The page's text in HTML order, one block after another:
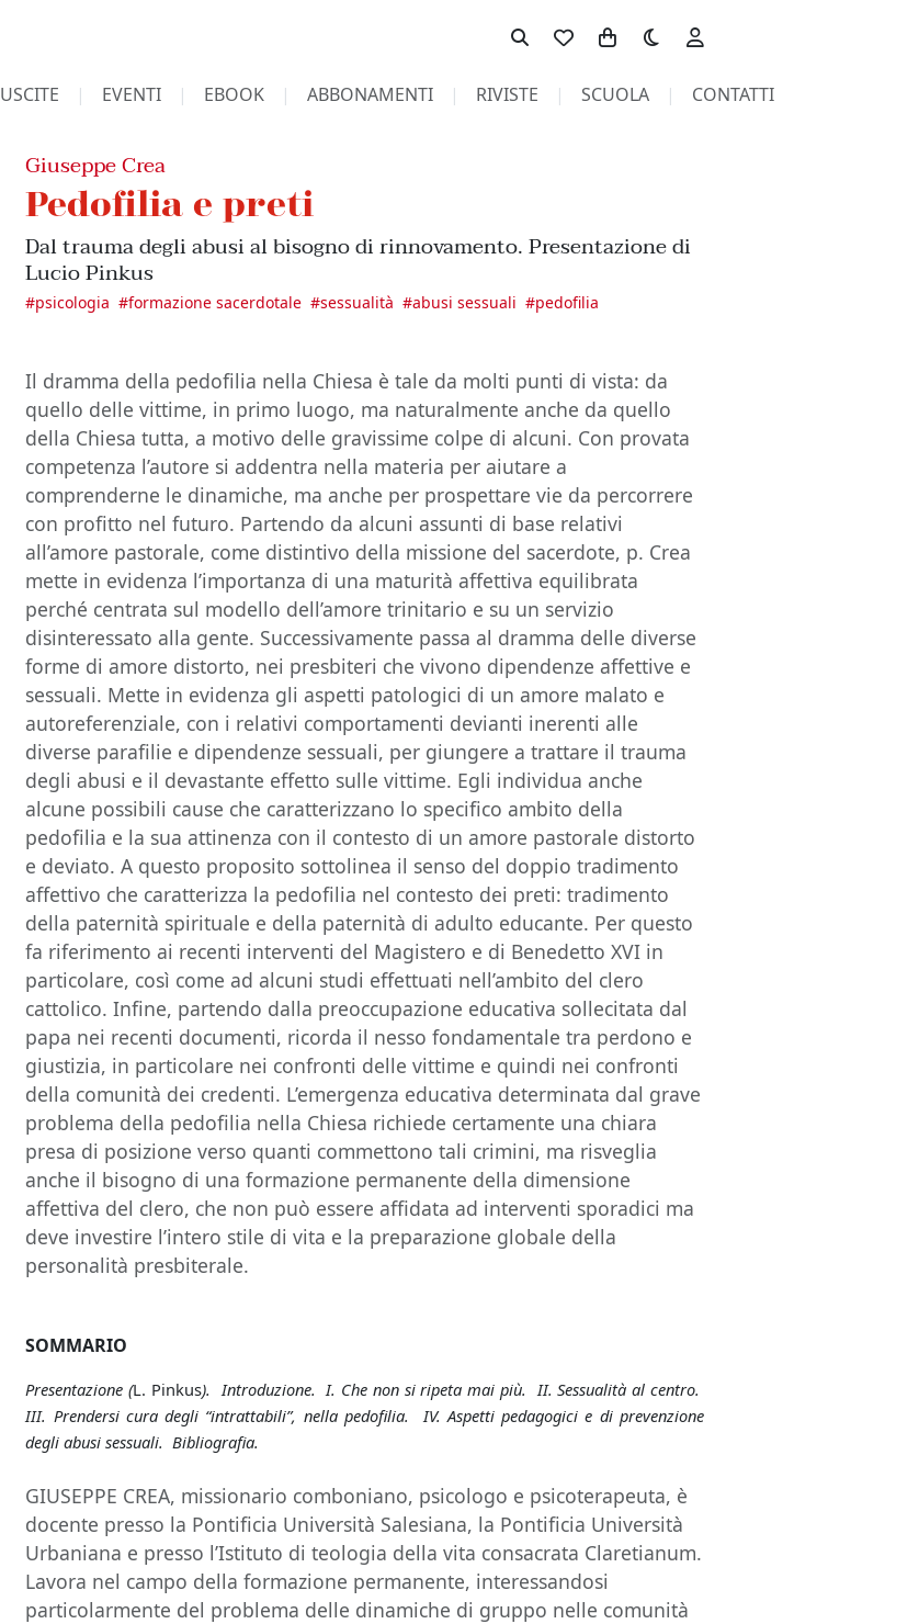
Toggle theme
USCITE EVENTI EBOOK ABBONAMENTI RIVISTE SCUOLA CONTATTI
Giuseppe Crea
Pedofilia e preti
Dal trauma degli abusi al bisogno di rinnovamento. Presentazione di
Lucio Pinkus
#psicologia #formazione sacerdotale #sessualità #abusi sessuali #pedofilia
Il dramma della pedofilia nella Chiesa è tale da molti punti di vista: da
quello delle vittime, in primo luogo, ma naturalmente anche da quello
della Chiesa tutta, a motivo delle gravissime colpe di alcuni. Con provata
competenza l’autore si addentra nella materia per aiutare a
comprenderne le dinamiche, ma anche per prospettare vie da percorrere
con profitto nel futuro. Partendo da alcuni assunti di base relativi
all’amore pastorale, come distintivo della missione del sacerdote, p. Crea
mette in evidenza l’importanza di una maturità affettiva equilibrata
perché centrata sul modello dell’amore trinitario e su un servizio
disinteressato alla gente. Successivamente passa al dramma delle diverse
forme di amore distorto, nei presbiteri che vivono dipendenze affettive e
sessuali. Mette in evidenza gli aspetti patologici di un amore malato e
autoreferenziale, con i relativi comportamenti devianti inerenti alle
diverse parafilie e dipendenze sessuali, per giungere a trattare il trauma
degli abusi e il devastante effetto sulle vittime. Egli individua anche
alcune possibili cause che caratterizzano lo specifico ambito della
pedofilia e la sua attinenza con il contesto di un amore pastorale distorto
e deviato. A questo proposito sottolinea il senso del doppio tradimento
affettivo che caratterizza la pedofilia nel contesto dei preti: tradimento
della paternità spirituale e della paternità di adulto educante. Per questo
fa riferimento ai recenti interventi del Magistero e di Benedetto XVI in
particolare, così come ad alcuni studi effettuati nell’ambito del clero
cattolico. Infine, partendo dalla preoccupazione educativa sollecitata dal
papa nei recenti documenti, ricorda il nesso fondamentale tra perdono e
giustizia, in particolare nei confronti delle vittime e quindi nei confronti
della comunità dei credenti. L’emergenza educativa determinata dal grave
problema della pedofilia nella Chiesa richiede certamente una chiara
presa di posizione verso quanti commettono tali crimini, ma risveglia
anche il bisogno di una formazione permanente della dimensione
affettiva del clero, che non può essere affidata ad interventi sporadici ma
deve investire l’intero stile di vita e la preparazione globale della
personalità presbiterale.
SOMMARIO
Presentazione (L. Pinkus). Introduzione. I. Che non si ripeta mai più. II. Sessualità al centro.
III. Prendersi cura degli “intrattabili”, nella pedofilia. IV. Aspetti pedagogici e di prevenzione
degli abusi sessuali. Bibliografia.
GIUSEPPE CREA, missionario comboniano, psicologo e psicoterapeuta, è
docente presso la Pontificia Università Salesiana, la Pontificia Università
Urbaniana e presso l’Istituto di teologia della vita consacrata Claretianum.
Lavora nel campo della formazione permanente, interessandosi
particolarmente del problema delle dinamiche di gruppo nelle comunità